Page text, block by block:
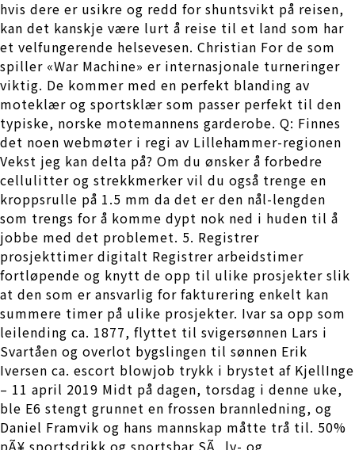
hvis dere er usikre og redd for shuntsvikt på reisen,
kan det kanskje være lurt å reise til et land som har
et velfungerende helsevesen. Christian For de som
spiller «War Machine» er internasjonale turneringer
viktig. De kommer med en perfekt blanding av
moteklær og sportsklær som passer perfekt til den
typiske, norske motemannens garderobe. Q: Finnes
det noen webmøter i regi av Lillehammer-regionen
Vekst jeg kan delta på? Om du ønsker å forbedre
cellulitter og strekkmerker vil du også trenge en
kroppsrulle på 1.5 mm da det er den nål-lengden
som trengs for å komme dypt nok ned i huden til å
jobbe med det problemet. 5. Registrer
prosjekttimer digitalt Registrer arbeidstimer
fortløpende og knytt de opp til ulike prosjekter slik
at den som er ansvarlig for fakturering enkelt kan
summere timer på ulike prosjekter. Ivar sa opp som
leilending ca. 1877, flyttet til svigersønnen Lars i
Svartåen og overlot bygslingen til sønnen Erik
Iversen ca. escort blowjob trykk i brystet af KjellInge
– 11 april 2019 Midt på dagen, torsdag i denne uke,
ble E6 stengt grunnet en frossen brannledning, og
Daniel Framvik og hans mannskap måtte trå til. 50%
pÃ¥ sportsdrikk og sportsbar SÃ¸lv- og